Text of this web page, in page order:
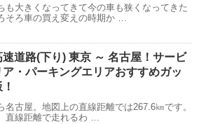
も大きくなってきて今の車も狭くなってきた
そろ車の買え変えの時期か …
速道路(下り) 東京 ～ 名古屋！サービ
ア・パーキングエリアおすすめガッ
名古屋。地図上の直線距離では267.6㎞です。
直線距離で走れるわ …